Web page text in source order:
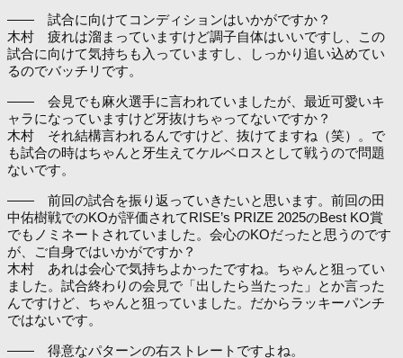
―― 試合に向けてコンディションはいかがですか？
木村 疲れは溜まっていますけど調子自体はいいですし、この
試合に向けて気持ちも入っていますし、しっかり追い込めてい
るのでバッチリです。
―― 会見でも麻火選手に言われていましたが、最近可愛いキ
ャラになっていますけど牙抜けちゃってないですか？
木村 それ結構言われるんですけど、抜けてますね（笑）。で
も試合の時はちゃんと牙生えてケルベロスとして戦うので問題
ないです。
―― 前回の試合を振り返っていきたいと思います。前回の田
中佑樹戦でのKOが評価されてRISE’s PRIZE 2025のBest KO賞
でもノミネートされていました。会心のKOだったと思うのです
が、ご自身ではいかがですか？
木村 あれは会心で気持ちよかったですね。ちゃんと狙ってい
ました。試合終わりの会見で「出したら当たった」とか言った
んですけど、ちゃんと狙っていました。だからラッキーパンチ
ではないです。
―― 得意なパターンの右ストレートですよね。